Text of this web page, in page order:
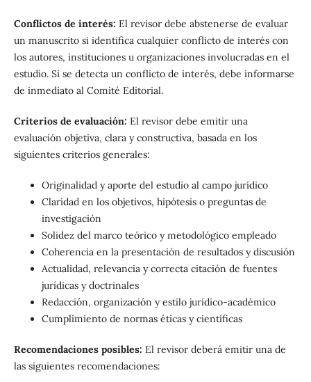
Conflictos de interés: El revisor debe abstenerse de evaluar
un manuscrito si identifica cualquier conflicto de interés con
los autores, instituciones u organizaciones involucradas en el
estudio. Si se detecta un conflicto de interés, debe informarse
de inmediato al Comité Editorial.
Criterios de evaluación: El revisor debe emitir una
evaluación objetiva, clara y constructiva, basada en los
siguientes criterios generales:
Originalidad y aporte del estudio al campo jurídico
Claridad en los objetivos, hipótesis o preguntas de
investigación
Solidez del marco teórico y metodológico empleado
Coherencia en la presentación de resultados y discusión
Actualidad, relevancia y correcta citación de fuentes
jurídicas y doctrinales
Redacción, organización y estilo jurídico-académico
Cumplimiento de normas éticas y científicas
Recomendaciones posibles: El revisor deberá emitir una de
las siguientes recomendaciones: